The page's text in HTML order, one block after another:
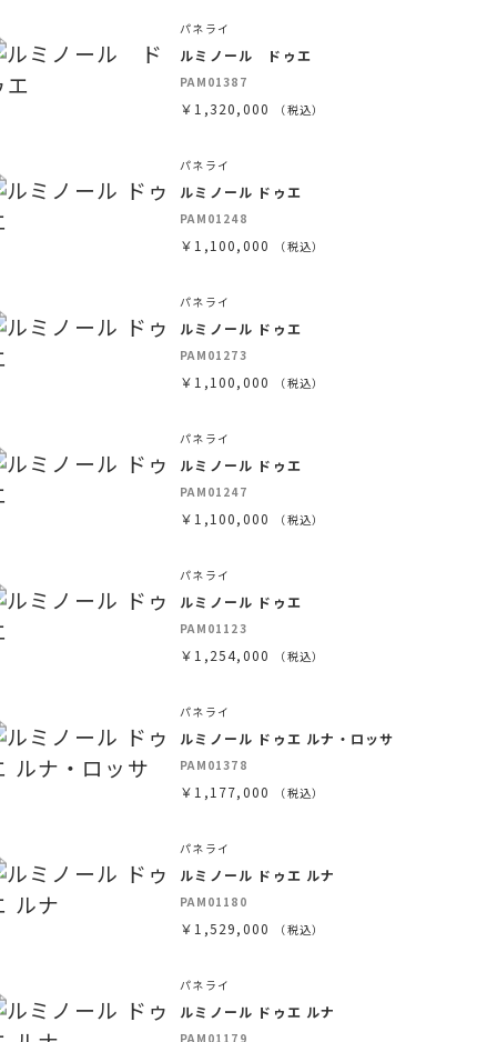
パネライ
ルミノール ドゥエ
PAM01387
￥1,320,000 （税込）
パネライ
ルミノール ドゥエ
PAM01248
￥1,100,000 （税込）
パネライ
ルミノール ドゥエ
PAM01273
￥1,100,000 （税込）
パネライ
ルミノール ドゥエ
PAM01247
￥1,100,000 （税込）
パネライ
ルミノール ドゥエ
PAM01123
￥1,254,000 （税込）
パネライ
ルミノール ドゥエ ルナ・ロッサ
PAM01378
￥1,177,000 （税込）
パネライ
ルミノール ドゥエ ルナ
PAM01180
￥1,529,000 （税込）
パネライ
ルミノール ドゥエ ルナ
PAM01179